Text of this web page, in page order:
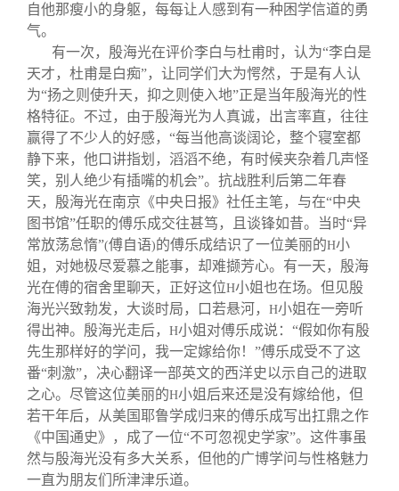
自他那瘦小的身躯，每每让人感到有一种困学信道的勇
气。
有一次，殷海光在评价李白与杜甫时，认为“李白是
天才，杜甫是白痴”，让同学们大为愕然，于是有人认
为“扬之则使升天，抑之则使入地”正是当年殷海光的性
格特征。不过，由于殷海光为人真诚，出言率直，往往
赢得了不少人的好感，“每当他高谈阔论，整个寝室都
静下来，他口讲指划，滔滔不绝，有时候夹杂着几声怪
笑，别人绝少有插嘴的机会”。抗战胜利后第二年春
天，殷海光在南京《中央日报》社任主笔，与在“中央
图书馆”任职的傅乐成交往甚笃，且谈锋如昔。当时“异
常放荡怠惰”(傅自语)的傅乐成结识了一位美丽的H小
姐，对她极尽爱慕之能事，却难撷芳心。有一天，殷海
光在傅的宿舍里聊天，正好这位H小姐也在场。但见殷
海光兴致勃发，大谈时局，口若悬河， H小姐在一旁听
得出神。殷海光走后， H小姐对傅乐成说：“假如你有殷
先生那样好的学问，我一定嫁给你！”傅乐成受不了这
番“刺激”，决心翻译一部英文的西洋史以示自己的进取
之心。尽管这位美丽的H小姐后来还是没有嫁给他，但
若干年后，从美国耶鲁学成归来的傅乐成写出扛鼎之作
《中国通史》，成了一位“不可忽视史学家”。这件事虽
然与殷海光没有多大关系，但他的广博学问与性格魅力
一直为朋友们所津津乐道。